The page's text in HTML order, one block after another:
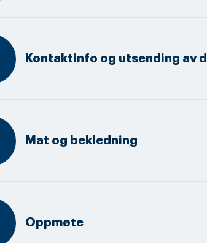
Kontaktinfo og utsending av
Mat og bekledning
Oppmøte